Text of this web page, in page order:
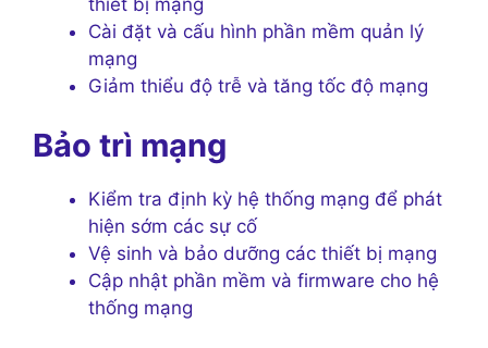
Cài đặt và cấu hình phần mềm quản lý
mạng
Giảm thiểu độ trễ và tăng tốc độ mạng
Bảo trì mạng
Kiểm tra định kỳ hệ thống mạng để phát
hiện sớm các sự cố
Vệ sinh và bảo dưỡng các thiết bị mạng
Cập nhật phần mềm và firmware cho hệ
thống mạng